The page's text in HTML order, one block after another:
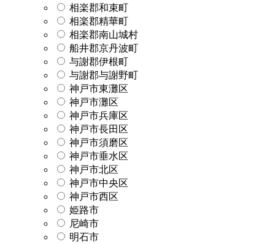
相楽郡和束町
相楽郡精華町
相楽郡南山城村
船井郡京丹波町
与謝郡伊根町
与謝郡与謝野町
神戸市東灘区
神戸市灘区
神戸市兵庫区
神戸市長田区
神戸市須磨区
神戸市垂水区
神戸市北区
神戸市中央区
神戸市西区
姫路市
尼崎市
明石市